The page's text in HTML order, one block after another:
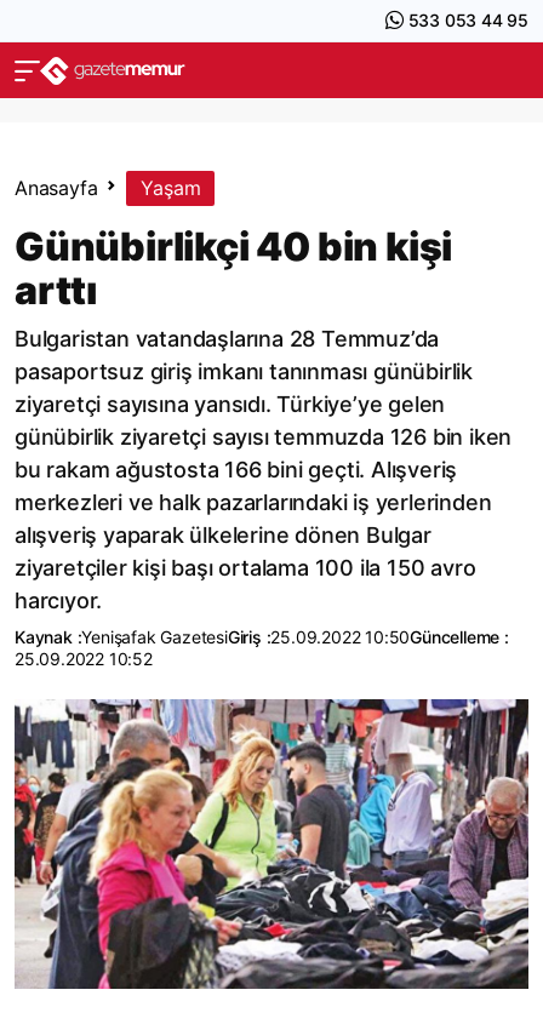
533 053 44 95
Anasayfa Yaşam
Günübirlikçi 40 bin kişi
arttı
Bulgaristan vatandaşlarına 28 Temmuz’da
pasaportsuz giriş imkanı tanınması günübirlik
ziyaretçi sayısına yansıdı. Türkiye’ye gelen
günübirlik ziyaretçi sayısı temmuzda 126 bin iken
bu rakam ağustosta 166 bini geçti. Alışveriş
merkezleri ve halk pazarlarındaki iş yerlerinden
alışveriş yaparak ülkelerine dönen Bulgar
ziyaretçiler kişi başı ortalama 100 ila 150 avro
harcıyor.
Kaynak :Yenişafak GazetesiGiriş :25.09.2022 10:50Güncelleme :
25.09.2022 10:52